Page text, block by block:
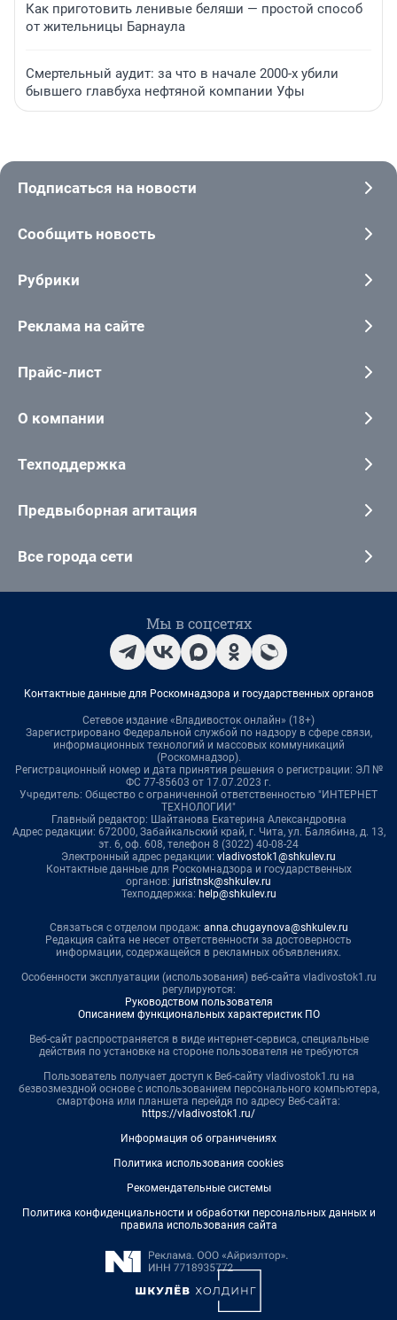
Как приготовить ленивые беляши — простой способ
от жительницы Барнаула
Смертельный аудит: за что в начале 2000-х убили
бывшего главбуха нефтяной компании Уфы
Подписаться на новости
Сообщить новость
Рубрики
Реклама на сайте
Прайс-лист
О компании
Техподдержка
Предвыборная агитация
Все города сети
Мы в соцсетях
Контактные данные для Роскомнадзора и государственных органов
Сетевое издание «Владивосток онлайн» (18+)
Зарегистрировано Федеральной службой по надзору в сфере связи,
информационных технологий и массовых коммуникаций
(Роскомнадзор).
Регистрационный номер и дата принятия решения о регистрации: ЭЛ №
ФС 77-85603 от 17.07.2023 г.
Учредитель: Общество с ограниченной ответственностью "ИНТЕРНЕТ
ТЕХНОЛОГИИ"
Главный редактор: Шайтанова Екатерина Александровна
Адрес редакции: 672000, Забайкальский край, г. Чита, ул. Балябина, д. 13,
эт. 6, оф. 608, телефон 8 (3022) 40-08-24
Электронный адрес редакции: vladivostok1@shkulev.ru
Контактные данные для Роскомнадзора и государственных
органов: juristnsk@shkulev.ru
Техподдержка: help@shkulev.ru
Связаться с отделом продаж: anna.chugaynova@shkulev.ru
Редакция сайта не несет ответственности за достоверность
информации, содержащейся в рекламных объявлениях.
Особенности эксплуатации (использования) веб-сайта vladivostok1.ru
регулируются:
Руководством пользователя
Описанием функциональных характеристик ПО
Веб-сайт распространяется в виде интернет-сервиса, специальные
действия по установке на стороне пользователя не требуются
Пользователь получает доступ к Веб-сайту vladivostok1.ru на
безвозмездной основе с использованием персонального компьютера,
смартфона или планшета перейдя по адресу Веб-сайта:
https://vladivostok1.ru/
Информация об ограничениях
Политика использования cookies
Рекомендательные системы
Политика конфиденциальности и обработки персональных данных и
правила использования сайта